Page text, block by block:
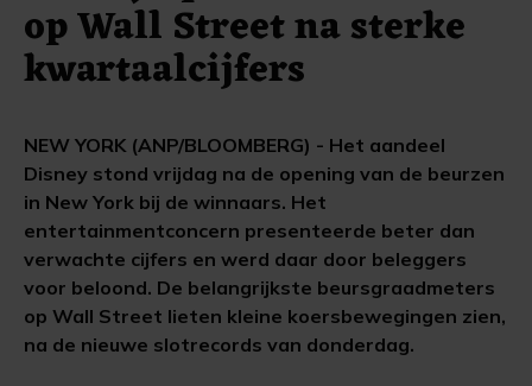
op Wall Street na sterke
kwartaalcijfers
NEW YORK (ANP/BLOOMBERG) - Het aandeel
Disney stond vrijdag na de opening van de beurzen
in New York bij de winnaars. Het
entertainmentconcern presenteerde beter dan
verwachte cijfers en werd daar door beleggers
voor beloond. De belangrijkste beursgraadmeters
op Wall Street lieten kleine koersbewegingen zien,
na de nieuwe slotrecords van donderdag.